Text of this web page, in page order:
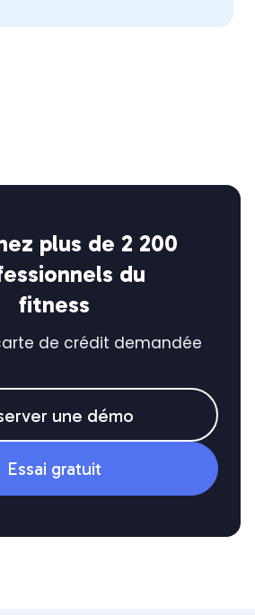
plus de 2 200
du
fitness
de crédit demandée
une démo
Essai gratuit